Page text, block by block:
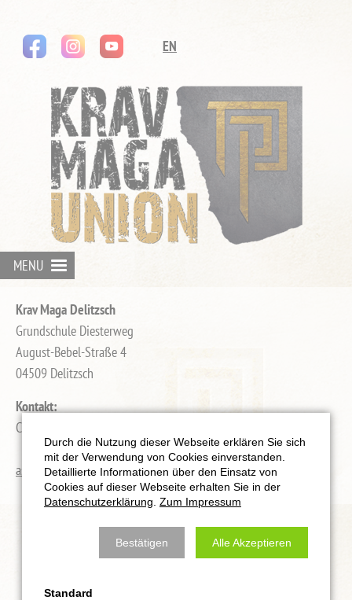
Navigation
überspringen
instagram youtube
EN
MENU
Krav Maga Delitzsch
Grundschule Diesterweg
August-Bebel-Straße 4
04509 Delitzsch
Kontakt:
Christian Reinecke
aspis-defense.de
Durch die Nutzung dieser Webseite erklären Sie sich
mit der Verwendung von Cookies einverstanden.
Detaillierte Informationen über den Einsatz von
Cookies auf dieser Webseite erhalten Sie in der
Datenschutzerklärung Zum Impressum
Bestätigen Alle Akzeptieren
Standard